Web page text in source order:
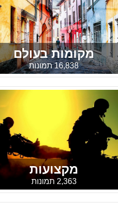
מקומות בעולם
16,838 תמונות
מקצועות
2,363 תמונות